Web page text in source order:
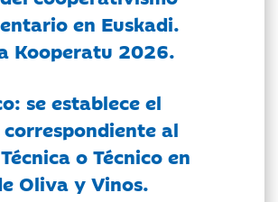
en Euskadi.
Kooperatu 2026.
se establece el
al
o Técnico en
Oliva y Vinos.